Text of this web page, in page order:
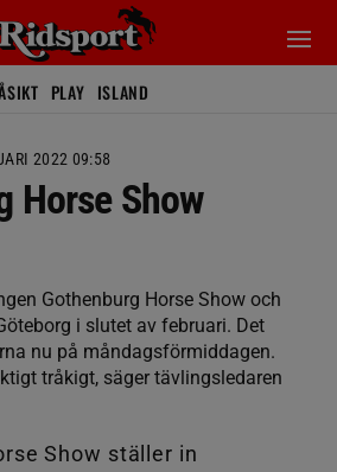
PLAY ISLAND
2022 09:58
Horse Show
Gothenburg Horse Show och
i slutet av februari. Det
nu på måndagsförmiddagen.
tråkigt, säger tävlingsledaren